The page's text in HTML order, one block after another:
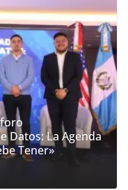
Datos: La Agenda
Tener»